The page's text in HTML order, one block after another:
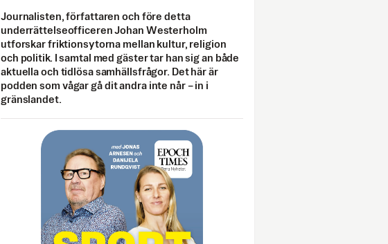
Journalisten, författaren och före detta
underrättelseofficeren Johan Westerholm
utforskar friktionsytorna mellan kultur, religion
och politik. I samtal med gäster tar han sig an både
aktuella och tidlösa samhällsfrågor. Det här är
podden som vågar gå dit andra inte når – in i
gränslandet.